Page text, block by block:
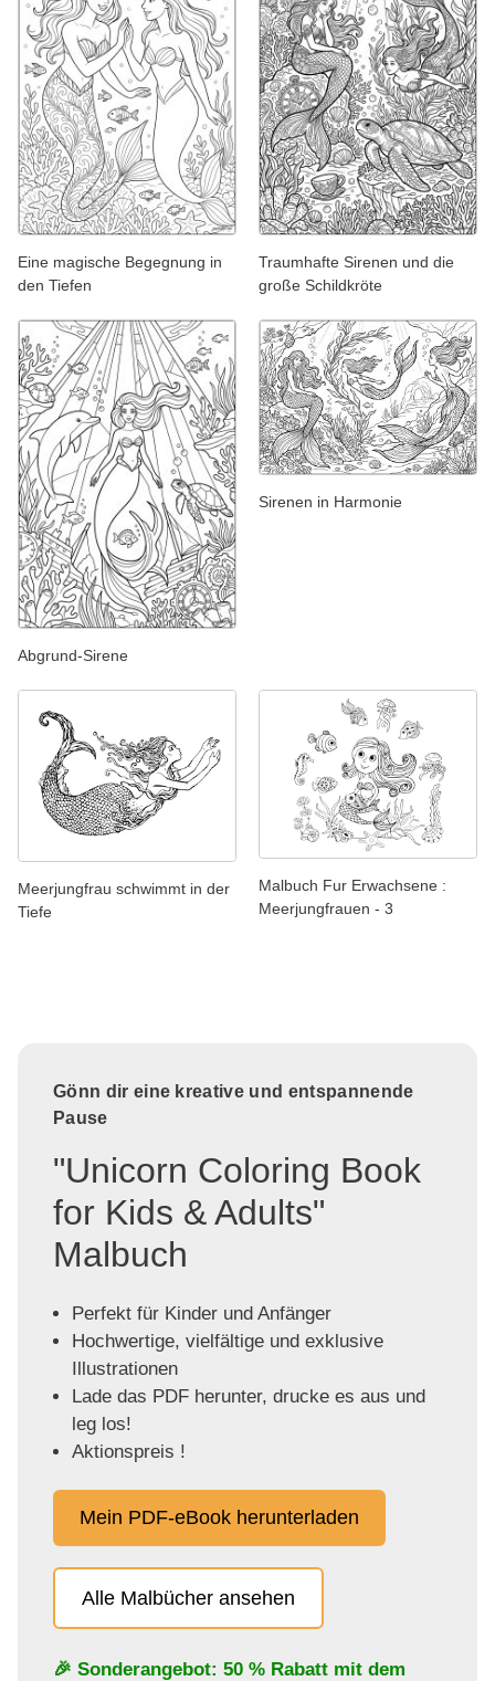
Eine magische Begegnung in
den Tiefen
Traumhafte Sirenen und die
große Schildkröte
Abgrund-Sirene
Sirenen in Harmonie
Meerjungfrau schwimmt in der
Tiefe
Malbuch Fur Erwachsene :
Meerjungfrauen - 3
Gönn dir eine kreative und entspannende
Pause
"Unicorn Coloring Book
for Kids & Adults"
Malbuch
Perfekt für Kinder und Anfänger
Hochwertige, vielfältige und exklusive
Illustrationen
Lade das PDF herunter, drucke es aus und
leg los!
Aktionspreis !
Mein PDF-eBook herunterladen
Alle Malbücher ansehen
🎉 Sonderangebot: 50 % Rabatt mit dem